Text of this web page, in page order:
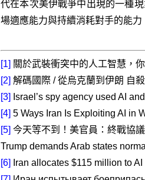
代在本次美伊戰爭中出現的一種
場適應能力與持續消耗對手的能
[1] 關於武裝衝突中的人工智慧，
[2] 解碼國際 / 從烏克蘭到伊朗 自
[3] Israel’s spy agency used AI
[4] 5 Ways Iran Is Exploiting AI in
[5] 今天等不到！美官員：終戰協
Trump demands Arab states
[6]
Iran allocates $115 million to